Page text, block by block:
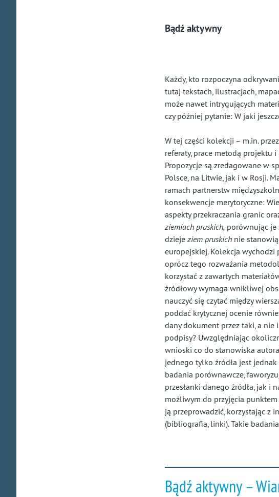
całkiem
kraj
Bądź aktywny
Każdy, kto rozpoczyna
tutaj tekstach, ilustracjach,
może nawet intrygujących
czy później pytanie: W jaki
W tej części kolekcji – m.in.
referaty, prace metodą projektu
Propozycje są zredagowane w
Polsce, na Litwie, jak i w Rosji.
ramach partnerstw mię
konsekwencje merytoryczne:
aspekty przekraczania granic
ziemiach pruskich, porównując je
dzieje ziem pruskich nie
europejskiej. Kolekcja wychodzi
oprócz tego rozważania
korzystać z zawartych
źródłowywymaga wnikliwej
nauczyć się czytać między
poddać krytycznej ocenie równie
dany dokument przez taki, a nie
podpisy? Uwzględniając
wnioski co do stanowiska
jednego tylko źródła jest jednak
badania porównawcze,
przesłanki danego źródła , jak i
możliwym do przyjęcia punktem
ją przeprowadzić , korzystając z
(bibliografia, linki). Takie
Bądź aktywny –